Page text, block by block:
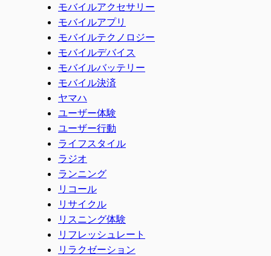
モバイルアクセサリー
モバイルアプリ
モバイルテクノロジー
モバイルデバイス
モバイルバッテリー
モバイル決済
ヤマハ
ユーザー体験
ユーザー行動
ライフスタイル
ラジオ
ランニング
リコール
リサイクル
リスニング体験
リフレッシュレート
リラクゼーション